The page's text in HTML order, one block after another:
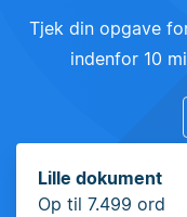
Tjek din opgave
indenfor 10
Lille dokument
Op til 7.499 ord